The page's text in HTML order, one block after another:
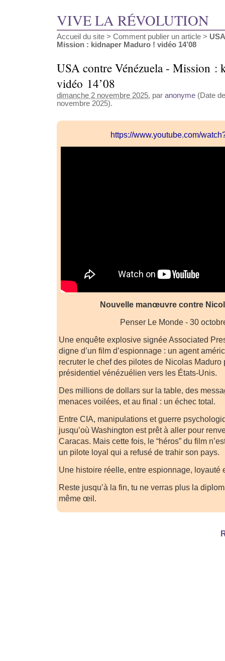
VIVE LA RÉVOLUTION
Accueil du site > Comment publier un article >
Mission : kidnaper Maduro ! vidéo 14’08
USA contre Vénézuela - Mission :
vidéo 14’08
dimanche 2 novembre 2025, par anonyme (Date
novembre 2025).
https://www.youtube.com/
Nouvelle manœuvre contre
Penser Le Monde - 30
Une enquête explosive signée Associated
digne d’un film d’espionnage : un agent
recruter le chef des pilotes de Nicolas Maduro
présidentiel vénézuélien vers les États-Unis.
Des millions de dollars sur la table, des
menaces voilées, et au final : un échec total.
Entre CIA, manipulations et guerre
jusqu’où Washington est prêt à aller pour
Caracas. Mais cette fois, le “héros” du film
un pilote loyal qui a refusé de trahir son pays.
Une histoire réelle, entre espionnage, loyauté
Reste jusqu’à la fin, tu ne verras plus la
même œil.